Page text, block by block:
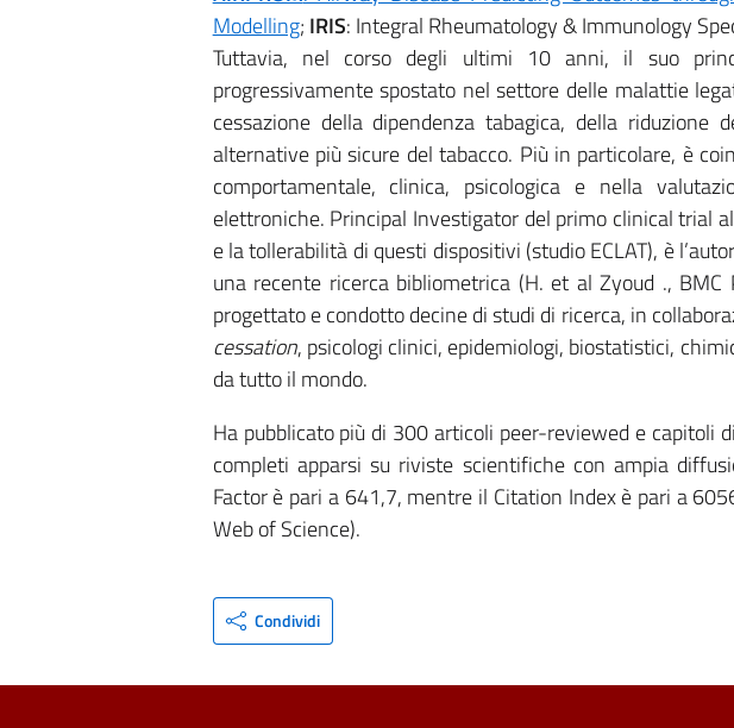
Modelling; IRIS: Integral Rheumatology & Immunology
Tuttavia, nel corso degli ultimi 10 anni, il suo
progressivamente spostato nel settore delle malattie
cessazione della dipendenza tabagica, della
alternative più sicure del tabacco. Più in particolare, è
comportamentale, clinica, psicologica e nella
elettroniche. Principal Investigator del primo clinical trial
e la tollerabilità di questi dispositivi (studio ECLAT), è
una recente ricerca bibliometrica (H. et al Zyoud .,
progettato e condotto decine di studi di ricerca, in
cessation, psicologi clinici, epidemiologi, biostatistici,
da tutto il mondo.
Ha pubblicato più di 300 articoli peer-reviewed e capitoli
completi apparsi su riviste scientifiche con ampia
Factor è pari a 641,7, mentre il Citation Index è pari a
Web of Science).
Condividi